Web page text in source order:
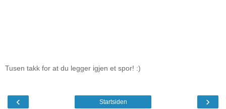
Tusen takk for at du legger igjen et spor! :)
‹ ›
Startsiden